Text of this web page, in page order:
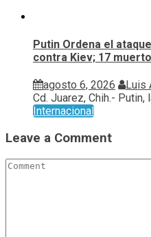
Putin Ordena el
contra Kiev; 17
agosto 6, 2026 Luis
Cd. Juarez, Chih.- Putin,
Internacional
Leave a Comment